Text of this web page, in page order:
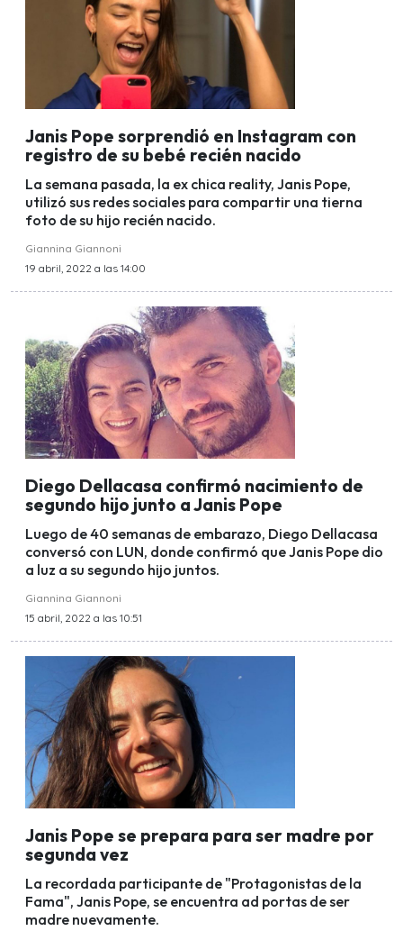
Janis Pope sorprendió en Instagram con
registro de su bebé recién nacido
La semana pasada, la ex chica reality, Janis Pope,
utilizó sus redes sociales para compartir una tierna
foto de su hijo recién nacido.
Giannina Giannoni
19 abril, 2022 a las 14:00
Diego Dellacasa confirmó nacimiento de
segundo hijo junto a Janis Pope
Luego de 40 semanas de embarazo, Diego Dellacasa
conversó con LUN, donde confirmó que Janis Pope dio
a luz a su segundo hijo juntos.
Giannina Giannoni
15 abril, 2022 a las 10:51
Janis Pope se prepara para ser madre por
segunda vez
La recordada participante de "Protagonistas de la
Fama", Janis Pope, se encuentra ad portas de ser
madre nuevamente.